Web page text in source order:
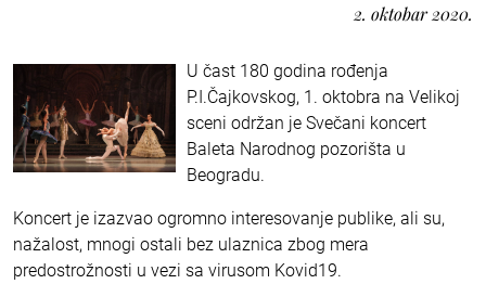
2. oktobar 2020.
U čast 180 godina rođenja
P.I.Čajkovskog, 1. oktobra na Velikoj
sceni održan je Svečani koncert
Baleta Narodnog pozorišta u
Beogradu.
Koncert je izazvao ogromno interesovanje publike, ali su,
nažalost, mnogi ostali bez ulaznica zbog mera
predostrožnosti u vezi sa virusom Kovid19.